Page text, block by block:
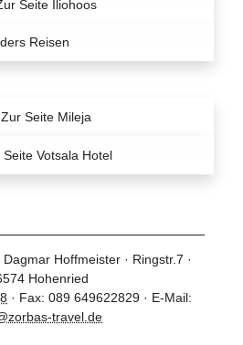
Hoffmeister · Ringstr.7 ·
Hohenried
· Fax: 089 649622829 · E-Mail:
travel.de